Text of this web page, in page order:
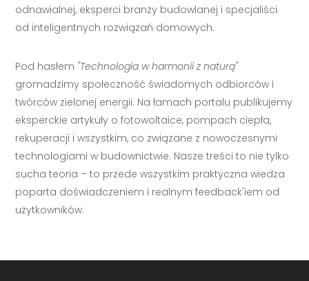
odnawialnej, eksperci branży budowlanej i specjaliści
od inteligentnych rozwiązań domowych.
Pod hasłem "Technologia w harmonii z naturą"
gromadzimy społeczność świadomych odbiorców i
twórców zielonej energii. Na łamach portalu publikujemy
eksperckie artykuły o fotowoltaice, pompach ciepła,
rekuperacji i wszystkim, co związane z nowoczesnymi
technologiami w budownictwie. Nasze treści to nie tylko
sucha teoria – to przede wszystkim praktyczna wiedza
poparta doświadczeniem i realnym feedback'iem od
użytkowników.